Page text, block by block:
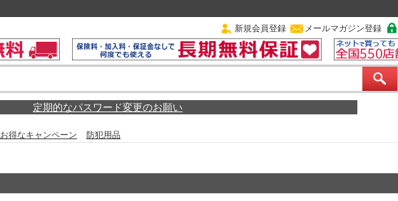
新規会員登録 メールマガジン登録
定期的なパスワード変更のお願い
お得なキャンペーン 防犯用品